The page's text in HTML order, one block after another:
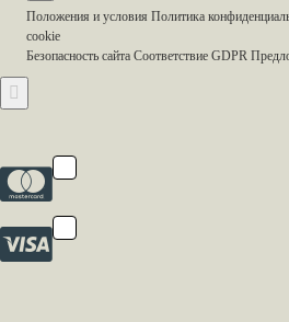
Положения и условия Политика
cookie
Безопасность сайта Соответствие GDPR